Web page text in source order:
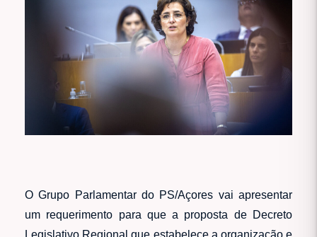
O Grupo Parlamentar do PS/Açores vai apresentar
um requerimento para que a proposta de Decreto
Legislativo Regional que estabelece a organização e